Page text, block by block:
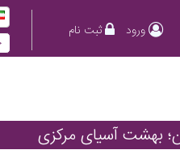
ورود ثبت نام
بهشت آسیای مرکزی